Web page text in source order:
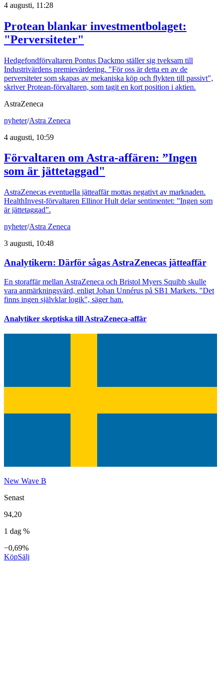
4 augusti, 11:28
Protean blankar investmentbolaget:
"Perversiteter"
Hedgefondförvaltaren Pontus Dackmo ställer sig tveksam till
Industrivärdens premievärdering. "För oss är detta en av de
perversiteter som skapas av mekaniska köp och flykten till passivt",
skriver Protean-förvaltaren, som tagit en kort position i aktien.
AstraZeneca
nyheter/Astra Zeneca
4 augusti, 10:59
Förvaltaren om Astra-affären: ”Ingen
som är jättetaggad"
AstraZenecas eventuella jätteaffär mottas negativt av marknaden.
HealthInvest-förvaltaren Ellinor Hult delar sentimentet: ”Ingen som
är jättetaggad”.
nyheter/Astra Zeneca
3 augusti, 10:48
Analytikern: Därför sågas AstraZenecas jätteaffär
En storaffär mellan AstraZeneca och Bristol Myers Squibb skulle
vara anmärkningsvärd, enligt Johan Unnérus på SB1 Markets. "Det
finns ingen självklar logik", säger han.
Analytiker skeptiska till AstraZeneca-affär
New Wave B
Senast
94,20
1 dag %
−0,69%
KöpSälj